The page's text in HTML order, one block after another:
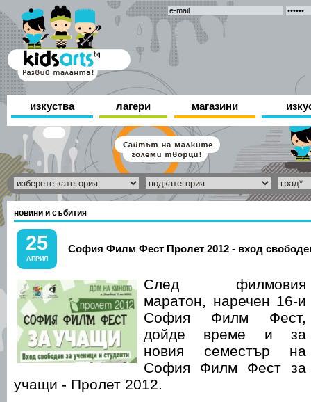
изкуства лагери магазини
новини и събития
25
АПРИЛ
София Филм Фест Пролет 2012 - вход
След филмовия
маратон, наречен 16-и
София Филм Фест,
дойде време и за
новия семестър на
София Филм Фест за
учащи - Пролет 2012.